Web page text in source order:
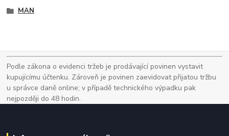
MAN
Podle zákona o evidenci tržeb je prodávající povinen vystavit
kupujícímu účtenku. Zároveň je povinen zaevidovat přijatou tržbu
u správce daně online; v případě technického výpadku pak
nejpozději do 48 hodin.